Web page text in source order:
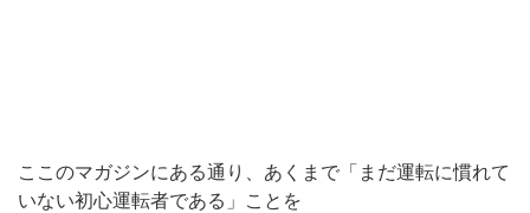
ここのマガジンにある通り、あくまで「まだ運転に慣れて
いない初心運転者である」ことを